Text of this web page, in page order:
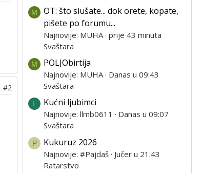
#2
M
OT: što slušate... dok orete, kopate,
pišete po forumu...
Najnovije: MUHA prije 43 minuta
Svaštara
M POLJObirtija
Najnovije: MUHA Danas u 09:43
Svaštara
L Kućni ljubimci
Najnovije: llmb0611
Danas u 09:07
Svaštara
P Kukuruz 2026
Najnovije: #Pajdaš Jučer u 21:43
Ratarstvo